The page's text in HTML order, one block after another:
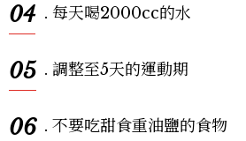
04 . 每天喝2000cc的水
05 . 調整至5天的運動期
06 . 不要吃甜食重油鹽的食物